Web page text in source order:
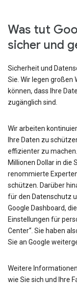
Was tut
sicher und
Sicherheit und
Sie. Wir legen großen
können, dass Ihre
zugänglich sind.
Wir arbeiten
Ihre Daten zu
effizienter zu
Millionen Dollar in
renommierte
schützen. Darüber
für den Datenschutz
Google Dashboard,
Einstellungen für
Center“. Sie haben
Sie an Google
Weitere
wie Sie sich und Ihre